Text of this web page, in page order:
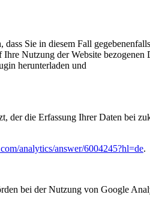
Sie in diesem Fall
Nutzung der Website
herunterladen und
der die Erfassung Ihrer Daten bei
analytics/answer/6004245?hl=de.
bei der Nutzung von Google